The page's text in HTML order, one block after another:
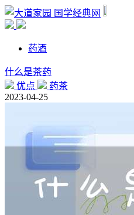
国学经典网
药酒
什么是茶药
优点
药茶
2023-04-25